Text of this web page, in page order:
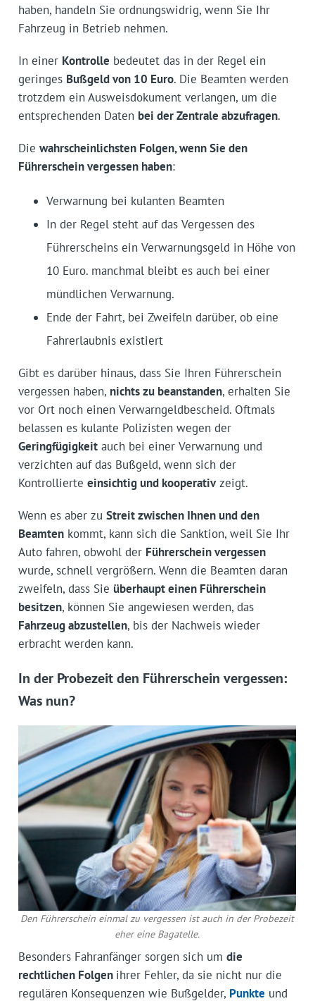
haben, handeln Sie ordnungswidrig, wenn Sie Ihr
Fahrzeug in Betrieb nehmen.
In einer Kontrolle bedeutet das in der Regel ein
geringes Bußgeld von 10 Euro. Die Beamten werden
trotzdem ein Ausweisdokument verlangen, um die
entsprechenden Daten bei der Zentrale abzufragen.
Die wahrscheinlichsten Folgen, wenn Sie den
Führerschein vergessen haben:
Verwarnung bei kulanten Beamten
In der Regel steht auf das Vergessen des
Führerscheins ein Verwarnungsgeld in Höhe von
10 Euro. manchmal bleibt es auch bei einer
mündlichen Verwarnung.
Ende der Fahrt, bei Zweifeln darüber, ob eine
Fahrerlaubnis existiert
Gibt es darüber hinaus, dass Sie Ihren Führerschein
vergessen haben, nichts zu beanstanden, erhalten Sie
vor Ort noch einen Verwarngeldbescheid. Oftmals
belassen es kulante Polizisten wegen der
Geringfügigkeitauch bei einer Verwarnung und
verzichten auf das Bußgeld, wenn sich der
Kontrollierte einsichtig und kooperativzeigt.
Wenn es aber zu Streit zwischen Ihnen und den
Beamtenkommt, kann sich die Sanktion, weil Sie Ihr
Auto fahren, obwohl der Führerschein vergessen
wurde, schnell vergrößern. Wenn die Beamten daran
zweifeln, dass Sie überhaupt einen Führerschein
besitzen, können Sie angewiesen werden, das
Fahrzeug abzustellen, bis der Nachweis wieder
erbracht werden kann.
In der Probezeit den Führerschein vergessen:
Was nun?
Den Führerschein einmal zu vergessen ist auch in der Probezeit
eher eine Bagatelle.
Besonders Fahranfänger sorgen sich um die
rechtlichen Folgen ihrer Fehler, da sie nicht nur die
regulären Konsequenzen wie Bußgelder, Punkte und